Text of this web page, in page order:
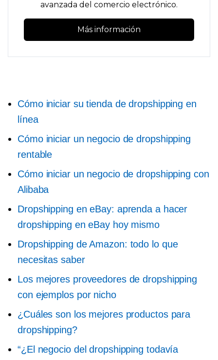
avanzada del comercio electrónico.
Más información
Cómo iniciar su tienda de dropshipping en
línea
Cómo iniciar un negocio de dropshipping
rentable
Cómo iniciar un negocio de dropshipping con
Alibaba
Dropshipping en eBay: aprenda a hacer
dropshipping en eBay hoy mismo
Dropshipping de Amazon: todo lo que
necesitas saber
Los mejores proveedores de dropshipping
con ejemplos por nicho
¿Cuáles son los mejores productos para
dropshipping?
“¿El negocio del dropshipping todavía